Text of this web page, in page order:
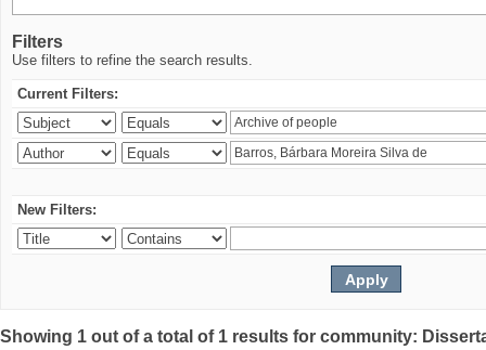
Filters
Use filters to refine the search results.
Current Filters:
New Filters:
Showing 1 out of a total of 1 results for community: